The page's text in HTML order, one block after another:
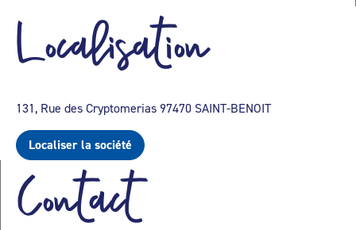
Localisation
131, Rue des Cryptomerias 97470 SAINT-BENOIT
Localiser la société
Contact